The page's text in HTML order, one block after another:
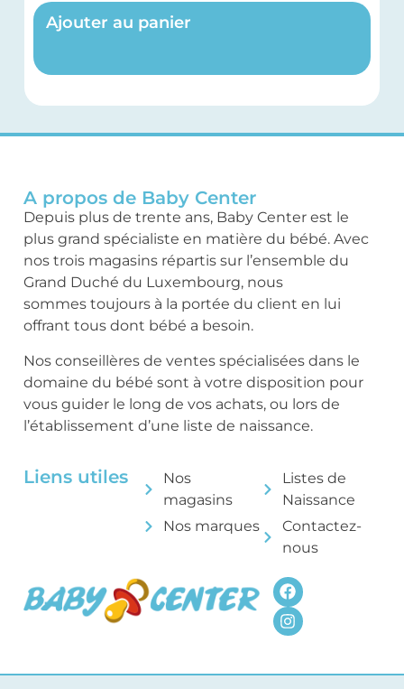
Ajouter au panier
A propos de Baby Center
Depuis plus de trente ans, Baby Center est le
plus grand spécialiste en matière du bébé. Avec
nos trois magasins répartis sur l’ensemble du
Grand Duché du Luxembourg, nous
sommes toujours à la portée du client en lui
offrant tous dont bébé a besoin.
Nos conseillères de ventes spécialisées dans le
domaine du bébé sont à votre disposition pour
vous guider le long de vos achats, ou lors de
l’établissement d’une liste de naissance.
Liens utiles
Nos
magasins
Nos marques
Listes de
Naissance
Contactez-
nous